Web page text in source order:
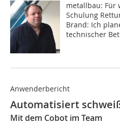
metallbau: Für
Schulung
Brand: Ich
technischer
Anwenderbericht
Automatisiert
Mit dem Cobot im Team